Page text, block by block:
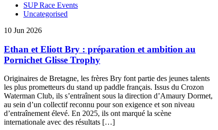
SUP Race Events
Uncategorised
10 Jun 2026
Ethan et Eliott Bry : préparation et ambition au
Pornichet Glisse Trophy
Originaires de Bretagne, les frères Bry font partie des jeunes talents
les plus prometteurs du stand up paddle français. Issus du Crozon
Waterman Club, ils s’entraînent sous la direction d’Amaury Dormet,
au sein d’un collectif reconnu pour son exigence et son niveau
d’entraînement élevé. En 2025, ils ont marqué la scène
internationale avec des résultats […]